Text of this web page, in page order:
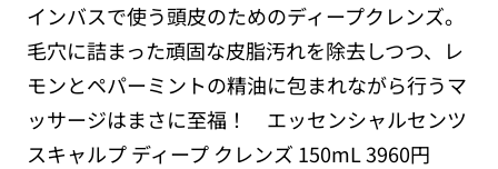
インバスで使う頭皮のためのディープクレンズ。
毛穴に詰まった頑固な皮脂汚れを除去しつつ、レ
モンとペパーミントの精油に包まれながら行うマ
ッサージはまさに至福！ エッセンシャルセンツ
スキャルプ ディープ クレンズ 150mL 3960円